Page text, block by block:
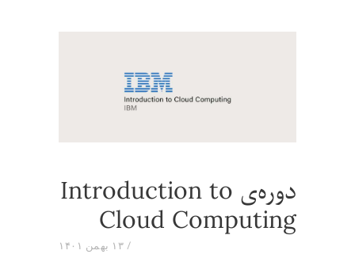
دوره‌ی Introduction to
Cloud Computing
۱۳ بهمن ۱۴۰۱